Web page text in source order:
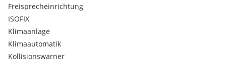
Automatisch anklappbare Außenspiegel
Fahrmodusauswahl
Höhenverstellbarer Vordersitze
Akustikverglasung
Analoger Tachometer
Freisprecheinrichtung
ISOFIX
Klimaanlage
Klimaautomatik
Kollisionswarner